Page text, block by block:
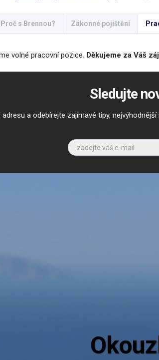
Proč s Brennou? Zákonné pojištění
volné pracovní pozice. Děkujeme za Váš
Sledujte
a odebírejte zajímavé tipy,